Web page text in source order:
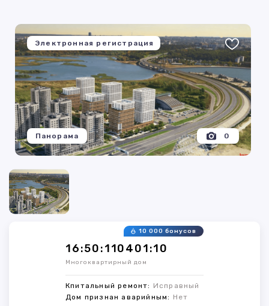
Электронная регистрация
0
Панорама
16:50:110401:10
10 000 бонусов
Многоквартирный дом
Кпитальный ремонт: Исправный
Дом признан аварийным: Нет